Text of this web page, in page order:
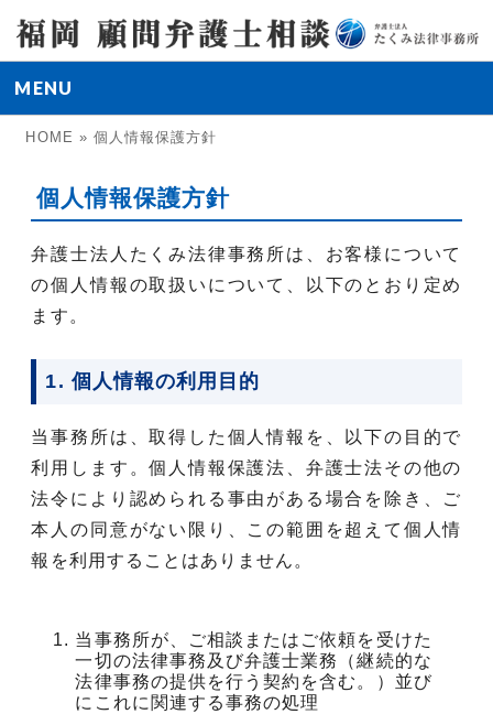
MENU
HOME » 個人情報保護方針
個人情報保護方針
弁護士法人たくみ法律事務所は、お客様について
の個人情報の取扱いについて、以下のとおり定め
ます。
1. 個人情報の利用目的
当事務所は、取得した個人情報を、以下の目的で
利用します。個人情報保護法、弁護士法その他の
法令により認められる事由がある場合を除き、ご
本人の同意がない限り、この範囲を超えて個人情
報を利用することはありません。
当事務所が、ご相談またはご依頼を受けた
一切の法律事務及び弁護士業務（継続的な
法律事務の提供を行う契約を含む。）並び
にこれに関連する事務の処理